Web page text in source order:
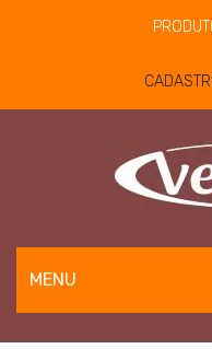
MENU
EQUINOS